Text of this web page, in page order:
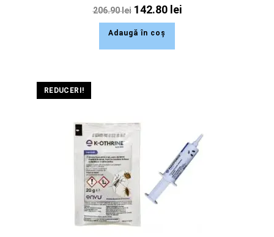
206.90lei 142.80 lei
Adaugă în coș
REDUCERI!